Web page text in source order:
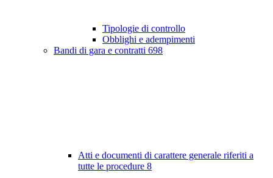
Tipologie di controllo
Obblighi e adempimenti
Bandi di gara e contratti 698
Atti e documenti di carattere generale riferiti a
tutte le procedure 8